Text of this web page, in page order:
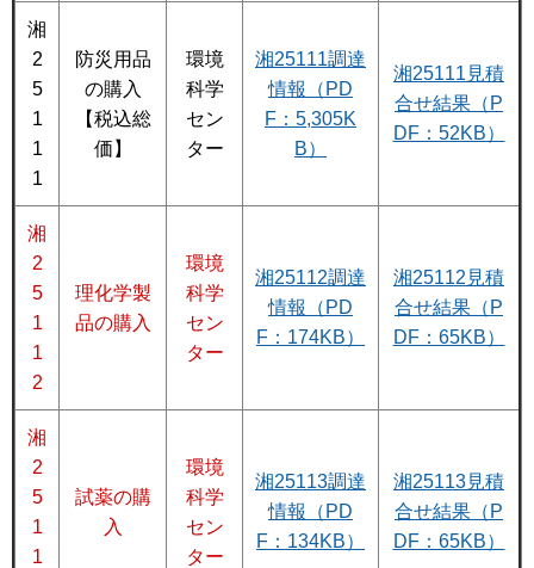
湘
2
5
1
1
1
防災用品
の購入
【税込総
価】
環境
科学
セン
ター
湘25111調達
情報（PD
F：5,305K
B）
湘25111見積
合せ結果（P
DF：52KB）
湘
2
5
1
1
2
理化学製
品の購入
環境
科学
セン
ター
湘25112調達
情報（PD
F：174KB）
湘25112見積
合せ結果（P
DF：65KB）
湘
2
5
1
1
試薬の購
入
環境
科学
セン
ター
湘25113調達
情報（PD
F：134KB）
湘25113見積
合せ結果（P
DF：65KB）